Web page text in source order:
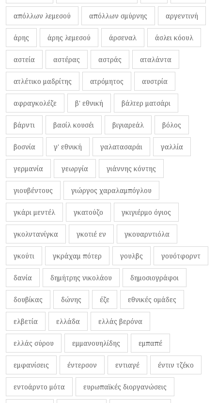
απόλλων λεμεσού απόλλων σμύρνης αργεντινή
άρης άρης λεμεσού άρσεναλ άσλει κόουλ
αστεία αστέρας αστράς αταλάντα
ατλέτικο μαδρίτης ατρόμητος αυστρία
αφραγκολέζε β' εθνική βάλτερ ματσάρι
βάρντι βασίλ κουσέι βιγιαρεάλ βόλος
βοσνία γ' εθνική γαλατασαράι γαλλία
γερμανία γεωργία γιάννης κόντης
γιουβέντους γιώργος χαραλαμπόγλου
γκάρι μεντέλ γκατούζο γκιγιέρμο όγιος
γκολντανίγκα γκοτιέ εν γκουαρντιόλα
γκούτι γκράχαμ πότερ γουλβς γουότφορντ
δανία δημήτρης νικολάου δημοσιογράφοι
δουβίκας δώνης έζε εθνικές ομάδες
ελβετία ελλάδα ελλάς βερόνα
ελλάς σύρου εμμανουηλίδης εμπαπέ
εμφανίσεις έντερσον εντιαγέ έντιν τζέκο
εντοάρντο μότα ευρωπαϊκές διοργανώσεις